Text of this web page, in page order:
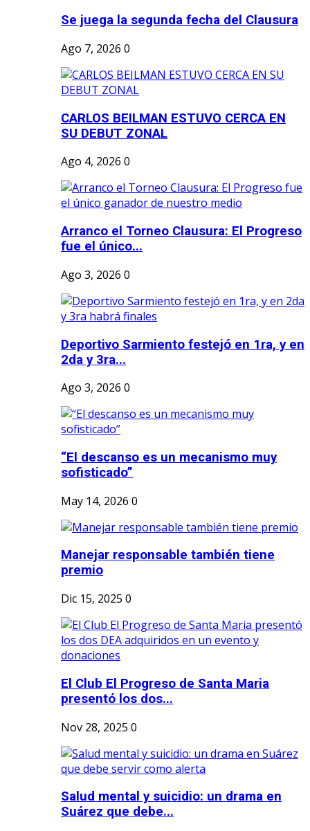
Se juega la segunda fecha del Clausura
Ago 7, 2026 0
CARLOS BEILMAN ESTUVO CERCA EN
SU DEBUT ZONAL
Ago 4, 2026 0
Arranco el Torneo Clausura: El Progreso
fue el único...
Ago 3, 2026 0
Deportivo Sarmiento festejó en 1ra, y en
2da y 3ra...
Ago 3, 2026 0
“El descanso es un mecanismo muy
sofisticado”
May 14, 2026 0
Manejar responsable también tiene
premio
Dic 15, 2025 0
El Club El Progreso de Santa Maria
presentó los dos...
Nov 28, 2025 0
Salud mental y suicidio: un drama en
Suárez que debe...